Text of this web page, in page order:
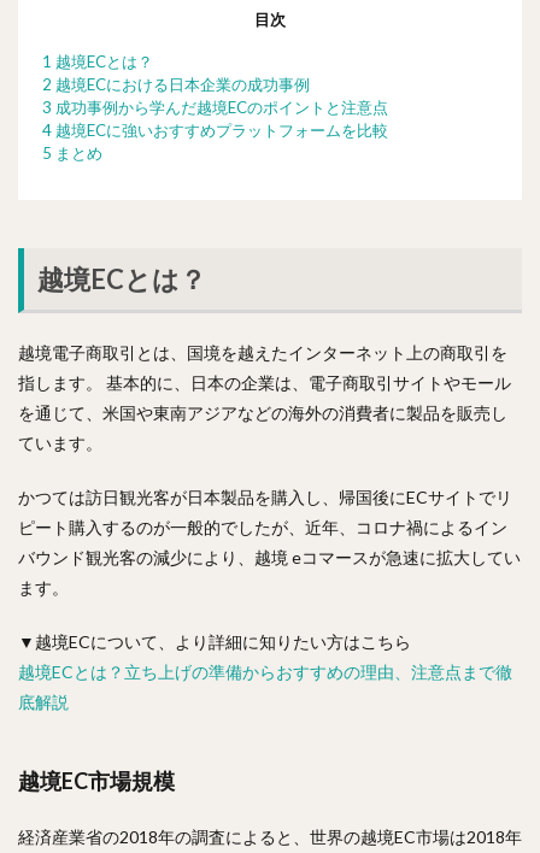
目次
1 越境ECとは？
2 越境ECにおける日本企業の成功事例
3 成功事例から学んだ越境ECのポイントと注意点
4 越境ECに強いおすすめプラットフォームを比較
5 まとめ
越境ECとは？
越境電子商取引とは、国境を越えたインターネット上の商取引を
指します。 基本的に、日本の企業は、電子商取引サイトやモール
を通じて、米国や東南アジアなどの海外の消費者に製品を販売し
ています。
かつては訪日観光客が日本製品を購入し、帰国後にECサイトでリ
ピート購入するのが一般的でしたが、近年、コロナ禍によるイン
バウンド観光客の減少により、越境 eコマースが急速に拡大してい
ます。
▼越境ECについて、より詳細に知りたい方はこちら
越境ECとは？立ち上げの準備からおすすめの理由、注意点まで徹
底解説
越境EC市場規模
経済産業省の2018年の調査によると、世界の越境EC市場は2018年